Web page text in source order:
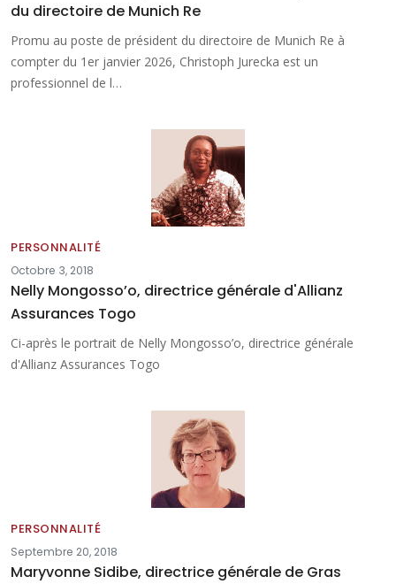
du directoire de Munich Re
Promu au poste de président du directoire de Munich Re à
compter du 1er janvier 2026, Christoph Jurecka est un
professionnel de l…
PERSONNALITÉ
Octobre 3, 2018
Nelly Mongosso’o, directrice générale d'Allianz
Assurances Togo
Ci-après le portrait de Nelly Mongosso’o, directrice générale
d'Allianz Assurances Togo
PERSONNALITÉ
Septembre 20, 2018
Maryvonne Sidibe, directrice générale de Gras